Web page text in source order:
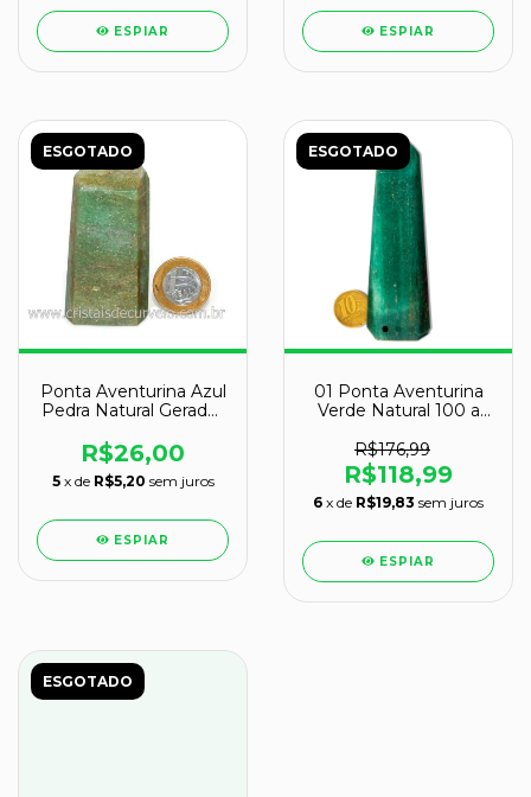
ESPIAR ESPIAR
ESGOTADO
Ponta Aventurina Azul
Pedra Natural Gerador
128803
R$26,00
5 x de R$5,20 sem juros
ESPIAR
ESGOTADO
01 Ponta Aventurina
Verde Natural 100 a
R$176,99
R$118,99
6 x de R$19,83 sem juros
ESPIAR
ESGOTADO